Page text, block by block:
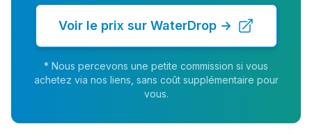
Voir le prix sur WaterDrop →
* Nous percevons une petite commission si vous
achetez via nos liens, sans coût supplémentaire pour
vous.